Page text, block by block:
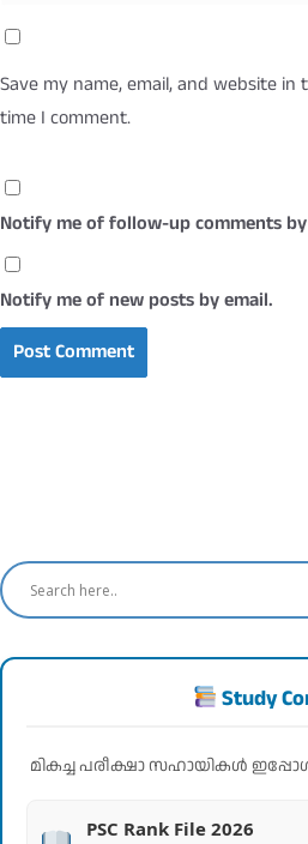
Save my name, email, and website
time I comment.
Notify me of follow-up comments
Notify me of new posts by email.
Study
മികച്ച പരീക്ഷാ സഹായികൾ
PSC Rank File 2026